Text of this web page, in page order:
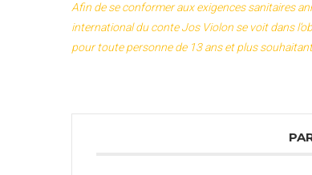
Afin de se conformer aux exigences sanitaires
international du conte Jos Violon se voit dans
pour toute personne de 13 ans et plus